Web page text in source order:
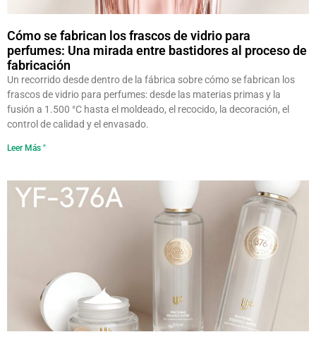
Cómo se fabrican los frascos de vidrio para
perfumes: Una mirada entre bastidores al proceso de
fabricación
Un recorrido desde dentro de la fábrica sobre cómo se fabrican los
frascos de vidrio para perfumes: desde las materias primas y la
fusión a 1.500 °C hasta el moldeado, el recocido, la decoración, el
control de calidad y el envasado.
Leer Más "